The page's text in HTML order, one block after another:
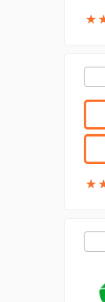
★
★
★
★